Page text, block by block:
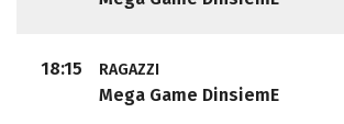
18:15 RAGAZZI
Mega Game DinsiemE